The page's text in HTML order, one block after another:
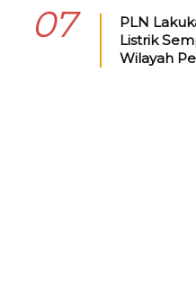
07
PLN
Listrik
Wilayah